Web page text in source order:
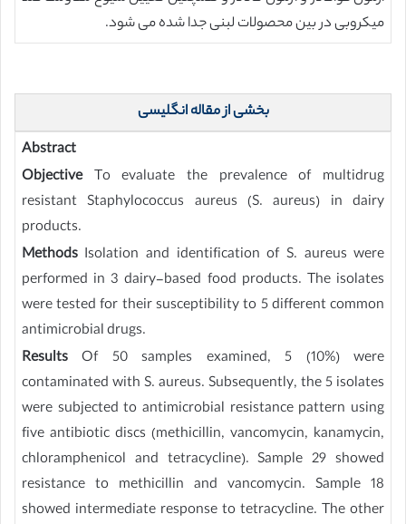
میکروبی در بین محصولات لبنی جدا شده می شود.
بخشی از مقاله انگلیسی
Abstract
ObjectiveTo evaluate the prevalence of multidrug
resistant Staphylococcus aureus (S. aureus) in dairy
products.
MethodsIsolation and identification of S. aureus were
performed in 3 dairy-based food products. The isolates
were tested for their susceptibility to 5 different common
antimicrobial drugs.
ResultsOf 50 samples examined, 5 (10%) were
contaminated with S. aureus. Subsequently, the 5 isolates
were subjected to antimicrobial resistance pattern using
five antibiotic discs (methicillin, vancomycin, kanamycin,
chloramphenicol and tetracycline). Sample 29 showed
resistance to methicillin and vancomycin. Sample 18
showed intermediate response to tetracycline. The other